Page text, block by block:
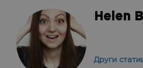
Helen
Други